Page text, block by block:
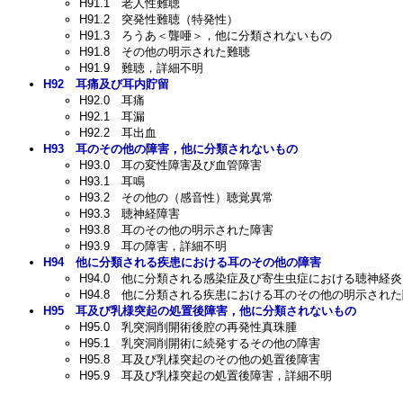
H91.1 老人性難聴
H91.2 突発性難聴（特発性）
H91.3 ろうあ＜聾唖＞，他に分類されないもの
H91.8 その他の明示された難聴
H91.9 難聴，詳細不明
H92 耳痛及び耳内貯留
H92.0 耳痛
H92.1 耳漏
H92.2 耳出血
H93 耳のその他の障害，他に分類されないもの
H93.0 耳の変性障害及び血管障害
H93.1 耳鳴
H93.2 その他の（感音性）聴覚異常
H93.3 聴神経障害
H93.8 耳のその他の明示された障害
H93.9 耳の障害，詳細不明
H94他に分類される疾患における耳のその他の障害
H94.0 他に分類される感染症及び寄生虫症における聴神経炎
H94.8 他に分類される疾患における耳のその他の明示され
H95 耳及び乳様突起の処置後障害，他に分類されないもの
H95.0 乳突洞削開術後腔の再発性真珠腫
H95.1 乳突洞削開術に続発するその他の障害
H95.8 耳及び乳様突起のその他の処置後障害
H95.9 耳及び乳様突起の処置後障害，詳細不明